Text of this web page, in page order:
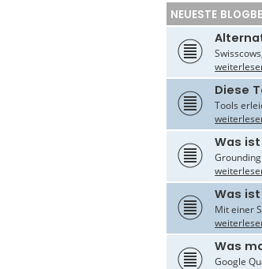
NEUESTE
Diese
Tools
Was
Was
Mit einer
Was
Google